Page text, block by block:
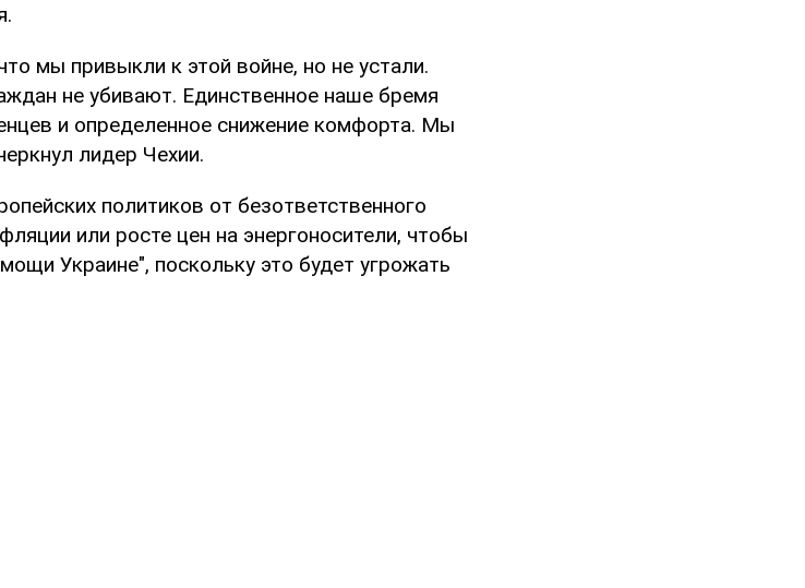
мы привыкли к этой войне, но не устали.
не убивают. Единственное наше бремя
и определенное снижение комфорта. Мы
лидер Чехии.
политиков от безответственного
или росте цен на энергоносители, чтобы
Украине", поскольку это будет угрожать